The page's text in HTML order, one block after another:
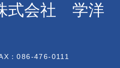
式会社 学洋
：086-476-0111